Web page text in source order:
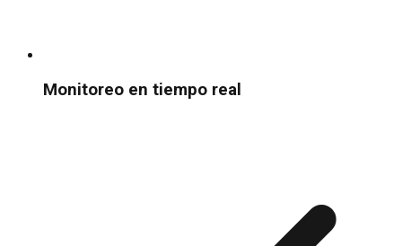
Monitoreo en tiempo real